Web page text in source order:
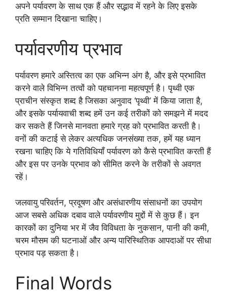
अपने पर्यावरण के साथ एक हैं और सद्भाव में रहने के लिए इसके
प्रति सम्मान दिखाना चाहिए।
पर्यावरणीय प्रभाव
पर्यावरण हमारे अस्तित्व का एक अभिन्न अंग है, और इसे प्रभावित
करने वाले विभिन्न तत्वों को पहचानना महत्वपूर्ण है। पृथ्वी एक
प्राचीन संस्कृत शब्द है जिसका अनुवाद ‘पृथ्वी’ में किया जाता है,
और इसके पर्यायवाची शब्द हमें उन कई तरीकों को समझने में मदद
कर सकते हैं जिनसे मानवता हमारे ग्रह को प्रभावित करती है।
वनों की कटाई से लेकर अत्यधिक जनसंख्या तक, हमें यह ध्यान
रखना चाहिए कि ये गतिविधियाँ पर्यावरण को कैसे प्रभावित करती हैं
और इस पर उनके प्रभाव को सीमित करने के तरीकों से अवगत
रहें।
जलवायु परिवर्तन, प्रदूषण और असंधारणीय संसाधनों का उपयोग
आज सबसे अधिक दबाव वाले पर्यावरणीय मुद्दों में से कुछ हैं। इन
कारकों का दुनिया भर में जैव विविधता के नुकसान, पानी की कमी,
चरम मौसम की घटनाओं और अन्य पारिस्थितिक आपदाओं पर सीधा
प्रभाव पड़ सकता है।
Final Words